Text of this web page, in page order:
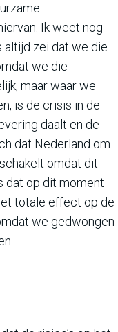
Ik weet nog
altijd zei dat we die
we die
maar waar we
is de crisis in de
daalt en de
dat Nederland om
omdat dit
dat op dit moment
totale effect op de
we gedwongen